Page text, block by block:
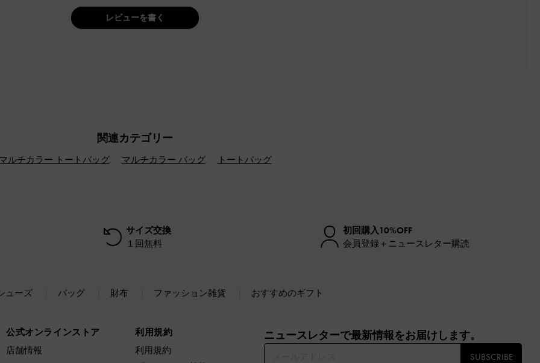
レビューを書く
関連カテゴリー
マルチカラー トートバッグ マルチカラー バッグ トートバッグ
サイズ交換
１回無料
初回購入10%OFF
会員登録＋ニュースレター購読
ューズ バッグ 財布 ファッション雑貨 おすすめのギフト
公式オンラインストア
店舗情報
利用規約
利用規約
ニュースレターで最新情報をお届けします。​
SUBSCRIBE